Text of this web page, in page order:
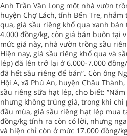
Anh Trần Văn Long một nhà vườn
huyện Chợ Lách, tỉnh Bến Tre,
qua, giá sầu riêng khổ qua xanh
4.000 đồng/kg, còn giá bán buôn tại
mức giá này, nhà vườn trồng sầu
Hiện nay, giá sầu riêng khổ qua và
lép) đã lên trở lại ở 6.000-7.000
đã hết sầu riêng để bán”. Còn ông
Hội A, xã Phú An, huyện Châu
sầu riêng sữa hạt lép, cho biết:
nhưng không trúng giá, trong khi chi
đầu mùa, giá sầu riêng hạt lép mua
đồng/kg tính ra còn có lời, nhưng
và hiện chỉ còn ở mức 17.000 đồng/